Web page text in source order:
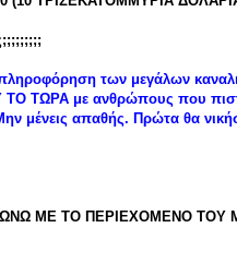
των μεγάλων
ΤΩΡΑ με ανθρώπους που
μένεις απαθής. Πρώτα θα
ΜΕ ΤΟ ΠΕΡΙΕΧΟΜΕΝΟ ΤΟΥ